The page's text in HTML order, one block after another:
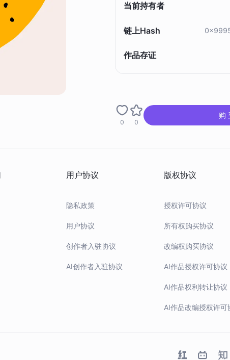
当前持有者
链上Hash
作品存证
0 0
购
用户协议
隐私政策
用户协议
创作者入驻协议
AI创作者入驻协议
版权协议
授权许可协议
所有权购买协议
改编权购买协议
AI作品授权许可协议
AI作品权利转让协议
AI作品改编授权许可